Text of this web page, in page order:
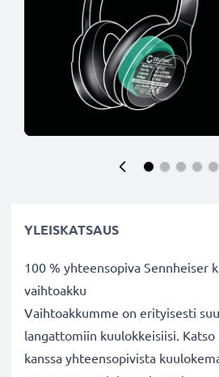
YLEISKATSAUS
100 % yhteensopiva Sennheiser
vaihtoakku
Vaihtoakkumme on erityisesti
langattomiin kuulokkeisiisi.
kanssa yhteensopivista